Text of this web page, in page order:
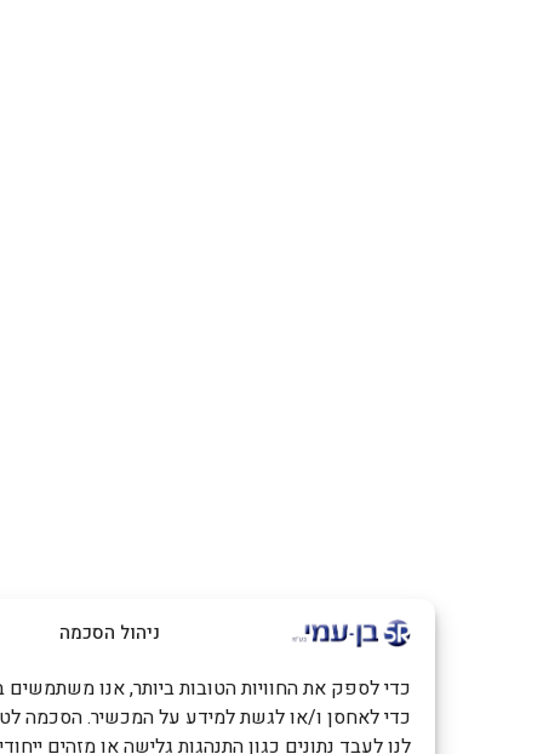
כדי לספק את החוויות הטובות ביותר, אנו משתמשים בטכנולוגיות
כדי לאחסן ו/או לגשת למידע על המכשיר. הסכמה לטכנולוגיות
לנו לעבד נתונים כגון התנהגות גלישה או מזהים ייחודיים באתר